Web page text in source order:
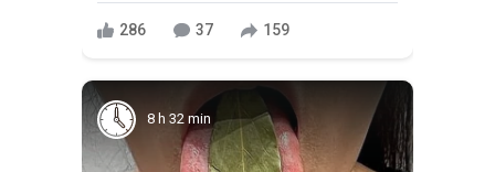
286 37 159
8 h 32 min